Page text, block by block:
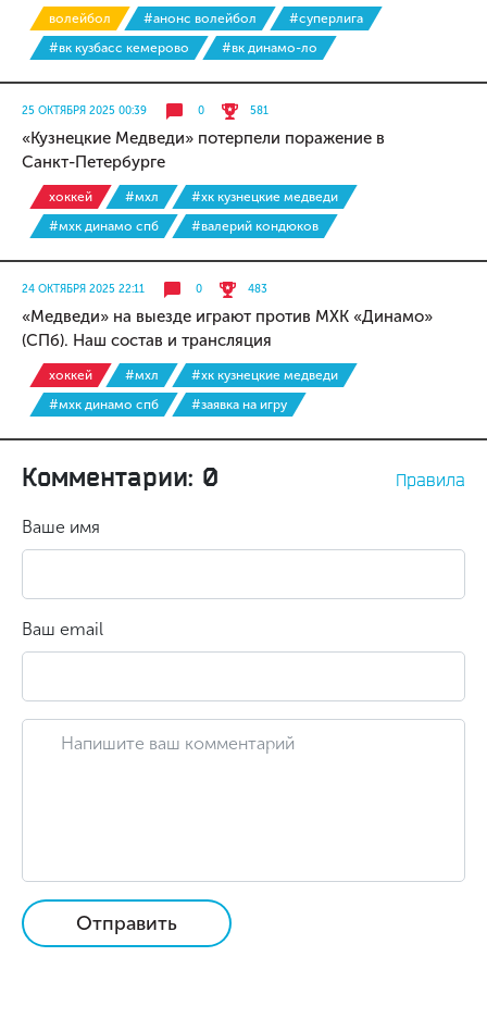
волейбол #анонс волейбол
#суперлига
#вк кузбасс кемерово
#вк динамо-ло
25 ОКТЯБРЯ 2025 00:39 0 581
«Кузнецкие Медведи» потерпели поражение в
Санкт-Петербурге
хоккей #мхл
#хк кузнецкие медведи
#мхк динамо спб
#валерий кондюков
24 ОКТЯБРЯ 2025 22:11 0 483
«Медведи» на выезде играют против МХК «Динамо»
(СПб). Наш состав и трансляция
хоккей #мхл
#хк кузнецкие медведи
#мхк динамо спб
#заявка на игру
Комментарии: 0 Правила
Ваше имя
Ваш email
Отправить